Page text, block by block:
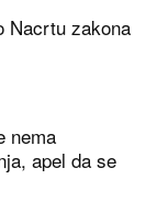
Nacrtu zakona
nema
apel da se